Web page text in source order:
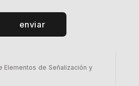
enviar
Elementos de Señalización y